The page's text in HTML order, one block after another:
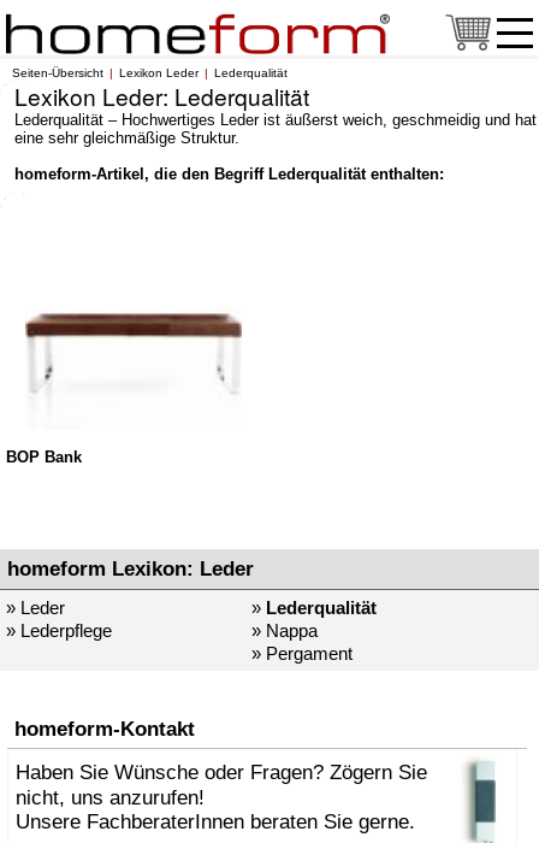
Seiten-Übersicht Lexikon Leder Lederqualität
Lexikon Leder: Lederqualität
Lederqualität – Hochwertiges Leder ist äußerst weich, geschmeidig und hat
eine sehr gleichmäßige Struktur.
homeform-Artikel, die den Begriff Lederqualität enthalten:
BOP Bank
homeform Lexikon: Leder
» Leder
» Lederpflege
» Lederqualität
» Nappa
» Pergament
homeform-Kontakt
Haben Sie Wünsche oder Fragen? Zögern Sie
nicht, uns anzurufen!
Unsere FachberaterInnen beraten Sie gerne.